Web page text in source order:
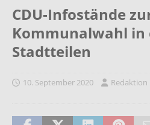
CDU-Infostände
Kommunalwahl in
Stadtteilen
10. September 2020 Redaktion